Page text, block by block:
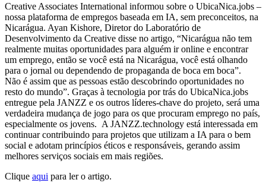
Creative Associates International informou sobre o UbicaNica.jobs –
nossa plataforma de empregos baseada em IA, sem preconceitos, na
Nicarágua. Ayan Kishore, Diretor do Laboratório de
Desenvolvimento da Creative disse no artigo, “Nicarágua não tem
realmente muitas oportunidades para alguém ir online e encontrar
um emprego, então se você está na Nicarágua, você está olhando
para o jornal ou dependendo de propaganda de boca em boca”.
Não é assim que as pessoas estão descobrindo oportunidades no
resto do mundo”. Graças à tecnologia por trás do UbicaNica.jobs
entregue pela JANZZ e os outros líderes-chave do projeto, será uma
verdadeira mudança de jogo para os que procuram emprego no país,
especialmente os jovens. A JANZZ.technology está interessada em
continuar contribuindo para projetos que utilizam a IA para o bem
social e adotam princípios éticos e responsáveis, gerando assim
melhores serviços sociais em mais regiões.
Clique aqui para ler o artigo.